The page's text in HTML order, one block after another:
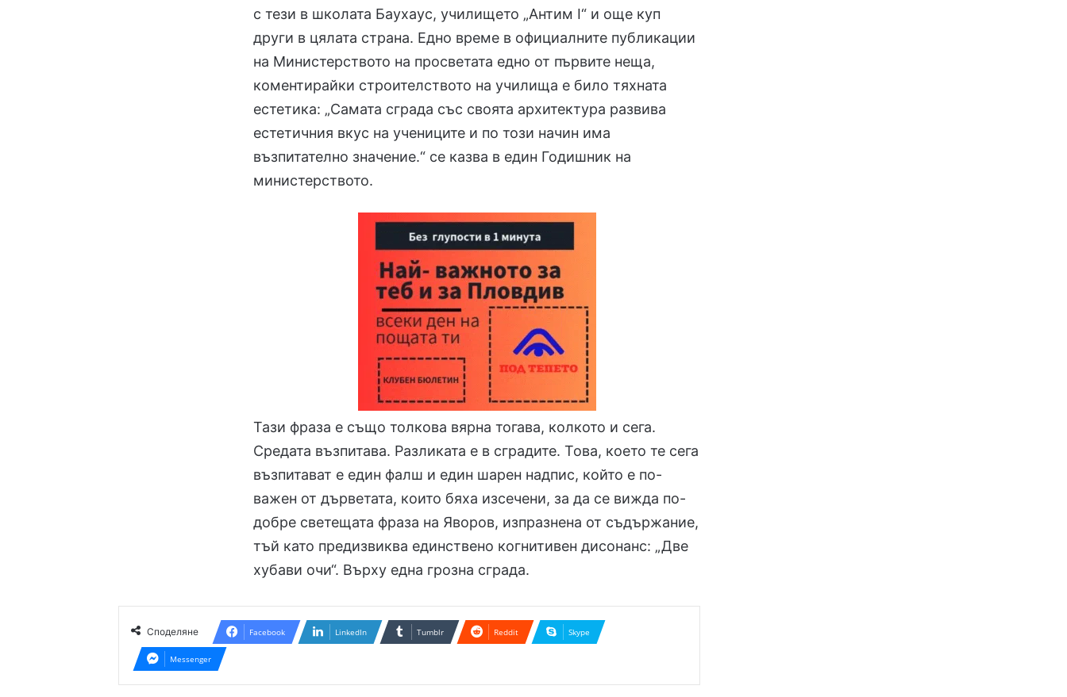
с тези в школата Баухаус, училището „Антим I“ и още куп
други в цялата страна. Едно време в официалните публикации
на Министерството на просветата едно от първите неща,
коментирайки строителството на училища е било тяхната
естетика: „Самата сграда със своята архитектура развива
естетичния вкус на учениците и по този начин има
възпитателно значение.“ се казва в един Годишник на
министерството.
Тази фраза е също толкова вярна тогава, колкото и сега.
Средата възпитава. Разликата е в сградите. Това, което те сега
възпитават е един фалш и един шарен надпис, който е по-
важен от дърветата, които бяха изсечени, за да се вижда по-
добре светещата фраза на Яворов, изпразнена от съдържание,
тъй като предизвиква единствено когнитивен дисонанс: „Две
хубави очи“. Върху една грозна сграда.
Споделяне Facebook LinkedIn Tumblr Reddit Skype
Messenger